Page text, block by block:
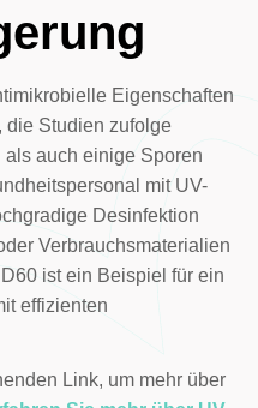
Eigenschaften
die Studien zufolge
auch einige Sporen
mit UV-
Desinfektion
Verbrauchsmaterialien
ist ein Beispiel für ein
effizienten
Link, um mehr über